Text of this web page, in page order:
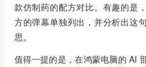
款仿制药的配方对比。有趣的是
方的弹幕单独列出，并分析出这
思。
值得一提的是，在鸿蒙电脑的 AI